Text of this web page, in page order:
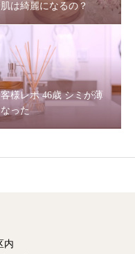
は綺麗になるの？
様レポ 46歳 シミが薄
った
内